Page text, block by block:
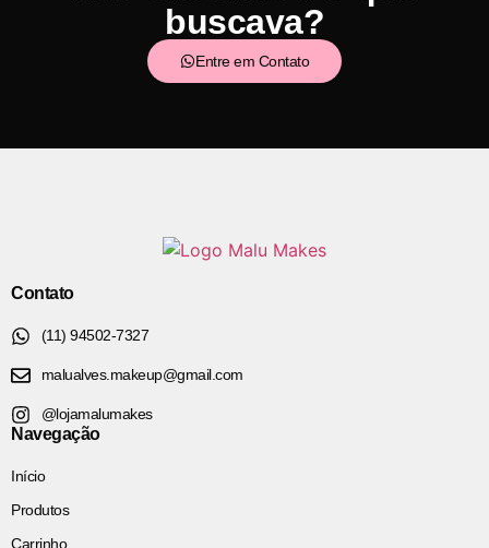
buscava?
Entre em Contato
Contato
(11) 94502-7327
malualves.makeup@gmail.com
@lojamalumakes
Navegação
Início
Produtos
Carrinho